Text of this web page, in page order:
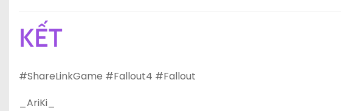
KẾT
#ShareLinkGame #Fallout4 #Fallout
_AriKi_